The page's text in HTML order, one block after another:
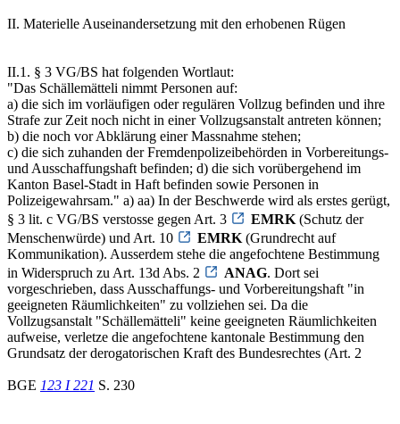
II. Materielle Auseinandersetzung mit den erhobenen Rügen
II.1. § 3 VG/BS hat folgenden Wortlaut:
"Das Schällemätteli nimmt Personen auf:
a) die sich im vorläufigen oder regulären Vollzug befinden und ihre
Strafe zur Zeit noch nicht in einer Vollzugsanstalt antreten können;
b) die noch vor Abklärung einer Massnahme stehen;
c) die sich zuhanden der Fremdenpolizeibehörden in Vorbereitungs-
und Ausschaffungshaft befinden; d) die sich vorübergehend im
Kanton Basel-Stadt in Haft befinden sowie Personen in
Polizeigewahrsam." a) aa) In der Beschwerde wird als erstes gerügt,
§ 3 lit. c VG/BS verstosse gegen Art. 3
EMRK (Schutz der
Menschenwürde) und Art. 10
EMRK (Grundrecht auf
Kommunikation). Ausserdem stehe die angefochtene Bestimmung
in Widerspruch zu Art. 13d Abs. 2
ANAG. Dort sei
vorgeschrieben, dass Ausschaffungs- und Vorbereitungshaft "in
geeigneten Räumlichkeiten" zu vollziehen sei. Da die
Vollzugsanstalt "Schällemätteli" keine geeigneten Räumlichkeiten
aufweise, verletze die angefochtene kantonale Bestimmung den
Grundsatz der derogatorischen Kraft des Bundesrechtes (Art. 2
BGE 123 I 221 S. 230